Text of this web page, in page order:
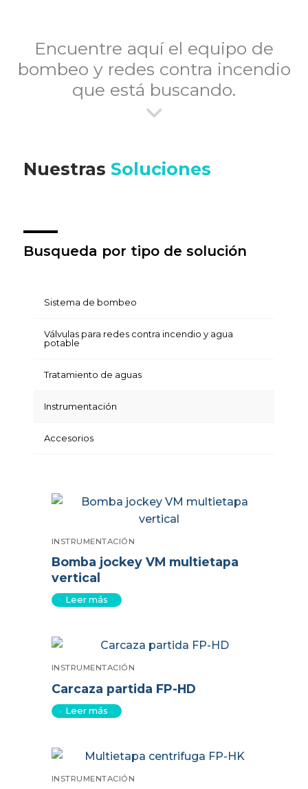
Encuentre aquí el equipo de
bombeo y redes contra incendio
que está buscando.
Nuestras Soluciones
Busqueda por tipo de solución
Sistema de bombeo
Válvulas para redes contra incendio y agua
potable
Tratamiento de aguas
Instrumentación
Accesorios
INSTRUMENTACIÓN
Bomba jockey VM multietapa
vertical
Leer más
INSTRUMENTACIÓN
Carcaza partida FP-HD
Leer más
INSTRUMENTACIÓN